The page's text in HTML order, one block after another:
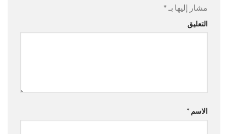
مشار إليها بـ *
التعليق
الاسم *